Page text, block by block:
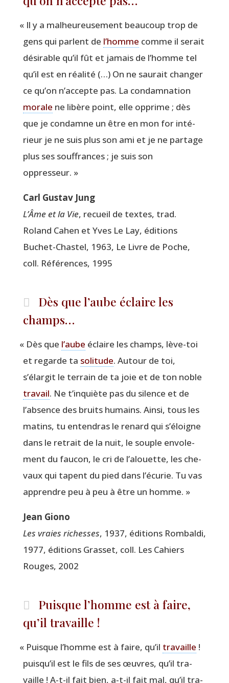
« Il y a mal­heu­reu­se­ment beau­coup trop de
gens qui parlent de l’homme comme il serait
dési­rable qu’il fût et jamais de l’homme tel
qu’il est en réa­li­té (…) On ne sau­rait chan­ger
ce qu’on n’accepte pas. La condam­na­tion
morale ne libère point, elle opprime ; dès
que je condamne un être en mon for inté­
rieur je ne suis plus son ami et je ne par­tage
plus ses souf­frances ; je suis son
oppresseur. »
Carl Gus­tav Jung
L’Âme et la Vie, recueil de textes, trad.
Roland Cahen et Yves Le Lay, édi­tions
Buchet-Chas­tel, 1963, Le Livre de Poche,
coll. Réfé­rences, 1995
Dès que l’aube éclaire les
champs…
« Dès que l’aube éclaire les champs, lève-toi
et regarde ta soli­tude. Autour de toi,
s’élargit le ter­rain de ta joie et de ton noble
tra­vail. Ne t’inquiète pas du silence et de
l’absence des bruits humains. Ain­si, tous les
matins, tu enten­dras le renard qui s’éloigne
dans le retrait de la nuit, le souple envo­le­
ment du fau­con, le cri de l’alouette, les che­
vaux qui tapent du pied dans l’écurie. Tu vas
apprendre peu à peu à être un homme. »
Jean Gio­no
Les vraies richesses, 1937, édi­tions Rom­bal­di,
1977, édi­tions Gras­set, coll. Les Cahiers
Rouges, 2002
Puisque l’homme est à faire,
qu’il travaille !
« Puisque l’homme est à faire, qu’il tra­vaille !
puisqu’il est le fils de ses œuvres, qu’il tra­
vaille ! A‑t-il fait bien, a‑t-il fait mal, qu’il tra­